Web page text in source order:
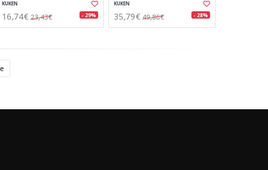
KUKEN
16,74€ 23,43€ - 29%
KUKEN
35,79€ 49,86€ - 28%